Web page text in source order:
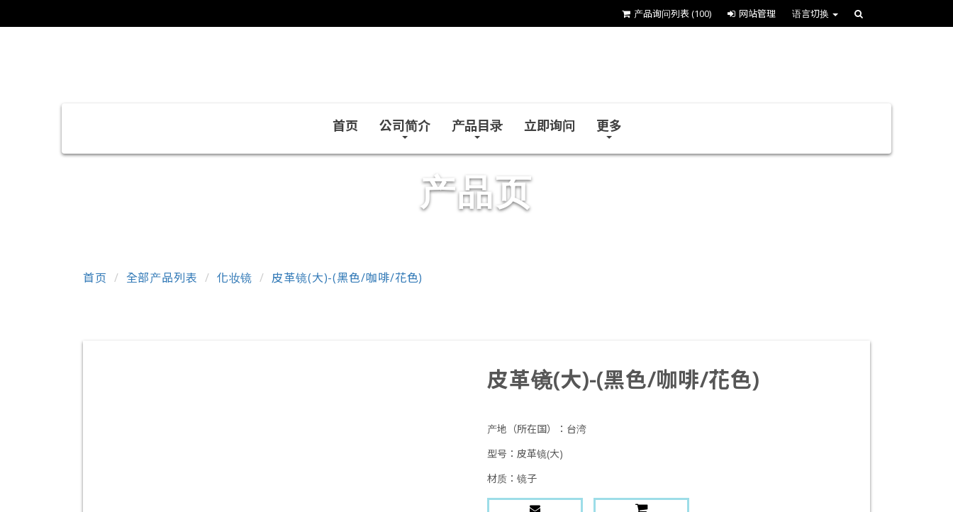
产品询问列表(100) 网站管理 语言切换
首页 公司简介 产品目录 立即询问 更多
产品页
首页 全部产品列表 化妆镜 皮革镜(大)-(黑色/咖啡/花色)
皮革镜(大)-(黑色/咖啡/花色)
产地（所在国）： 台湾
型号： 皮革镜(大)
材质： 镜子